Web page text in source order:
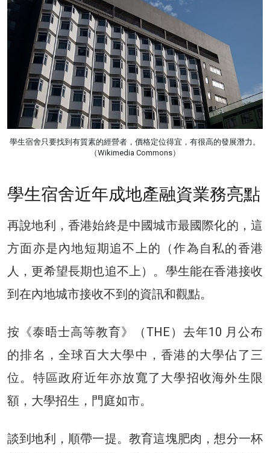
學生宿舍只要找到有質素的經營者，價格定位得宜，有很高的發展潛力。
（Wikimedia Commons）
學生宿舍近年成地產融資業務亮點
再說地利，香港始終是中國城市最國際化的，這
方面亦是內地短期追不上的（作為自私的香港
人，更希望長期也追不上）。學生能在香港接收
到在內地城市接收不到的資訊和觀點。
按《泰晤士高等教育》（THE）去年10 月公布
的排名，全球百大大學中，香港的大學佔了三
位。特區政府近年亦放寬了大學招收海外生限
額，大學招生，門庭如市。
談到地利，順帶一提。教育這塊肥肉，想分一杯